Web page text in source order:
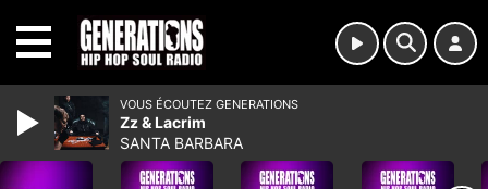
VOUS ÉCOUTEZ GENERATIONS
Zz & Lacrim
SANTA BARBARA